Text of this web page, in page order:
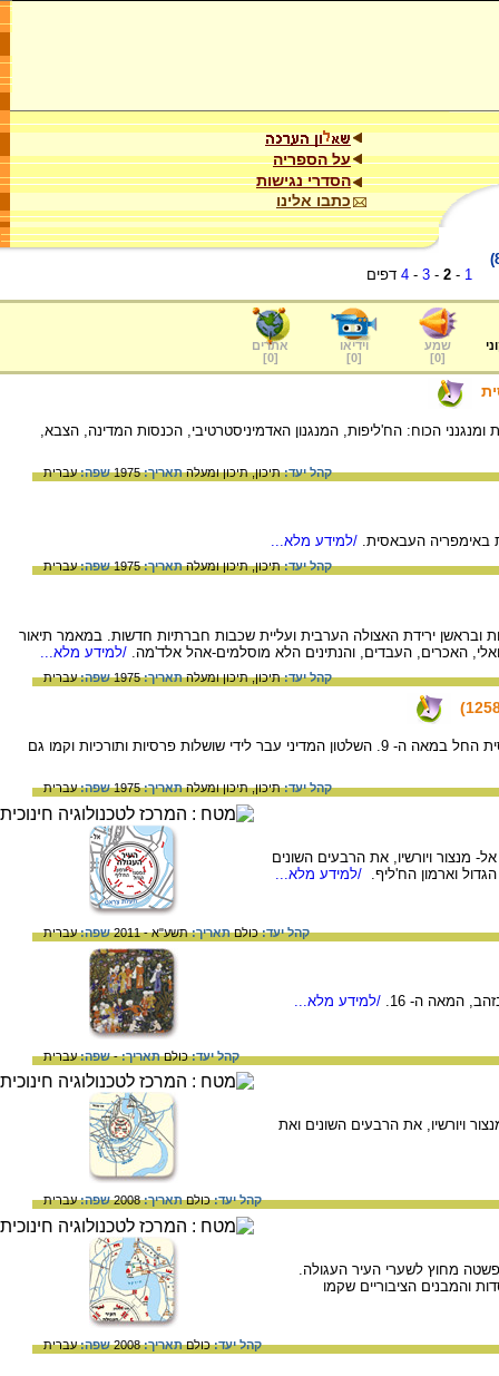
על הספריה
הסדרי נגישות
כתבו אלינו
1
-
2
-
3
-
4 דפים
שמע
[
0
]
וידיאו
[
0
]
אתרים
[
0
]
הכוח: הח'ליפות, המנגנון האדמיניסטרטיבי, הכנסות המדינה, הצבא,
קהל יעד:תיכון,תיכון ומעלהתאריך:1975 שפה:עברית
באימפריה העבאסית. /למידע מלא...
קהל יעד:תיכון,תיכון ומעלהתאריך:1975 שפה:עברית
ובראשן ירידת האצולה הערבית ועליית שכבות חברתיות חדשות. במאמר תיאור
האכרים, העבדים, והנתינים הלא מוסלמים-אהל אלד'מה. /למידע מלא...
קהל יעד:תיכון,תיכון ומעלהתאריך:1975 שפה:עברית
על תהליך ההתפוררות של האימפריה העבאסית החל במאה ה- 9. השלטון המדיני עבר לידי שושלות פרסיות ותורכיות וקמו גם
קהל יעד:תיכון,תיכון ומעלהתאריך:1975 שפה:עברית
מנצור ויורשיו, את הרבעים השונים
וארמון הח'ליף.
/למידע מלא...
קהל יעד:כולםתאריך:תשע"א - 2011 שפה:עברית
המאה ה- 16. /למידע מלא...
קהל יעד:כולםתאריך:-שפה:עברית
ויורשיו, את הרבעים השונים ואת
קהל יעד:כולםתאריך:2008 שפה:עברית
והתפשטה מחוץ לשערי העיר העגולה.
והמבנים הציבוריים שקמו
קהל יעד:כולםתאריך:2008 שפה:עברית